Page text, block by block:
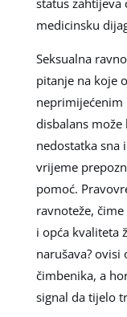
medicinsku
Seksualna
pitanje na koje
disbalans može
nedostatka sna
vrijeme
pomoć.
ravnoteže,
i opća kvaliteta
narušava?
čimbenika, a
signal da tijelo